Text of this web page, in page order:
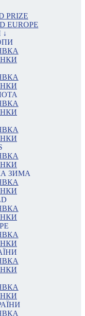
PRIZE
EUROPE
ЗИМА